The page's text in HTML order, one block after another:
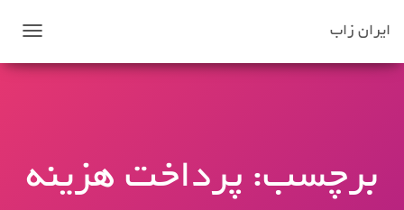
ایران زاب
ناوبری
برچسب: پرداخت هزینه